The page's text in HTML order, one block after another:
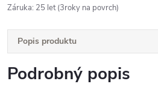
Záruka: 25 let (3roky na povrch)
Popis produktu
Podrobný popis